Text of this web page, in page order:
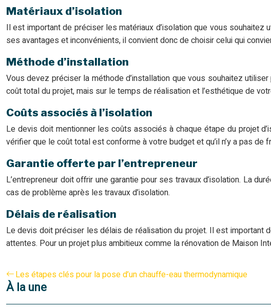
Matériaux d’isolation
Il est important de préciser les matériaux d’isolation que vous
ses avantages et inconvénients, il convient donc de choisir celui qui
Méthode d’installation
Vous devez préciser la méthode d’installation que vous souhaitez utiliser
coût total du projet, mais sur le temps de réalisation et l’esthétique de
Coûts associés à l’isolation
Le devis doit mentionner les coûts associés à chaque étape du projet
vérifier que le coût total est conforme à votre budget et qu’il n’y a pas de
Garantie offerte par l’entrepreneur
L’entrepreneur doit offrir une garantie pour ses travaux d’isolation. La
cas de problème après les travaux d’isolation.
Délais de réalisation
Le devis doit préciser les délais de réalisation du projet. Il est important
attentes. Pour un projet plus ambitieux comme la rénovation de Maison
Les étapes clés pour la pose d’un chauffe-eau thermodynamique
À la une